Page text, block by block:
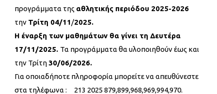
προγράμματα της αθλητικής περιόδου 2025-2026
την Τρίτη 04/11/2025.
Η έναρξη των μαθημάτων θα γίνει τη Δευτέρα
17/11/2025. Τα προγράμματα θα υλοποιηθούν έως και
την Τρίτη30/06/2026.
Για οποιαδήποτε πληροφορία μπορείτε να απευθύνεστε
στα τηλέφωνα : 213 2025 879,899,968,969,994,970.